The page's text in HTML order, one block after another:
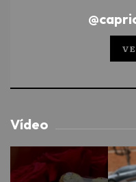
Vídeo